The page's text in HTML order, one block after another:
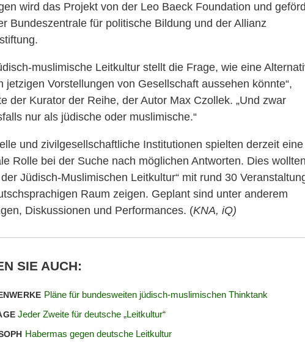
wird das Projekt von der Leo Baeck Foundation und
Bundeszentrale für politische Bildung und der Allianz
muslimische Leitkultur stellt die Frage, wie eine
jetzigen Vorstellungen von Gesellschaft aussehen könnte“,
der Kurator der Reihe, der Autor Max Czollek. „Und zwar
nur als jüdische oder muslimische.“
und zivilgesellschaftliche Institutionen spielten derzeit eine
Rolle bei der Suche nach möglichen Antworten. Dies
der Jüdisch-Muslimischen Leitkultur“ mit rund 30
Raum zeigen. Geplant sind unter anderem
Diskussionen und Performances. (KNA, iQ)
SIE AUCH:
Pläne für bundesweiten jüdisch-muslimischen Thinktank
Jeder Zweite für deutsche „Leitkultur“
Habermas gegen deutsche Leitkultur